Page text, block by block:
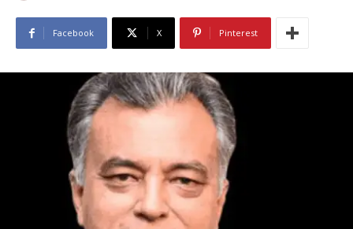
Facebook X Pinterest